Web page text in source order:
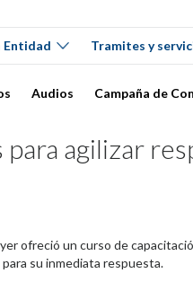
Entidad Tramites y
Audios Campaña de
para agilizar
ofreció un curso de
su inmediata respuesta.